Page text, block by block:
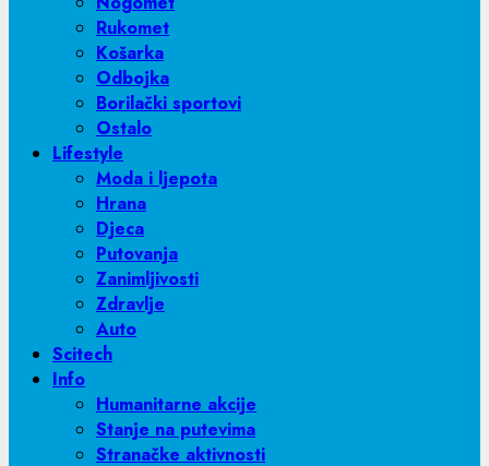
Rukomet
Košarka
Odbojka
Borilački sportovi
Ostalo
Lifestyle
Moda i ljepota
Hrana
Djeca
Putovanja
Zanimljivosti
Zdravlje
Auto
Scitech
Info
Humanitarne akcije
Stanje na putevima
Stranačke aktivnosti